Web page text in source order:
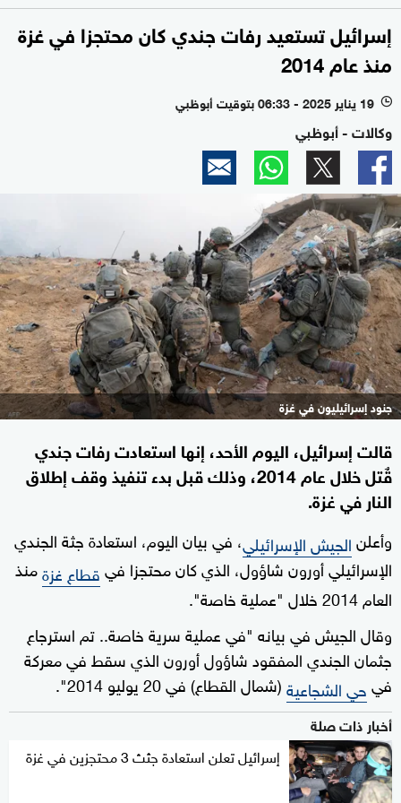
إسرائيل تستعيد رفات جندي كان محتجزا في غزة
منذ عام 2014
l 19 يناير 2025 - 06:33 بتوقيت أبوظبي
وكالات - أبوظبي
جنود إسرائيليون في غزة
قالت إسرائيل، اليوم الأحد، إنها استعادت رفات جندي
قٌتل خلال عام 2014، وذلك قبل بدء تنفيذ وقف إطلاق
النار في غزة.
وأعلنالجيش الإسرائيلي، في بيان اليوم، استعادة جثة الجندي
الإسرائيلي أورون شاؤول، الذي كان محتجزا فيقطاع غزةمنذ
العام 2014 خلال "عملية خاصة".
وقال الجيش في بيانه "في عملية سرية خاصة.. تم استرجاع
جثمان الجندي المفقود شاؤول أورون الذي سقط في معركة
فيحي الشجاعية(شمال القطاع) في 20 يوليو 2014".
أخبار ذات صلة
إسرائيل تعلن استعادة جثث 3 محتجزين في غزة